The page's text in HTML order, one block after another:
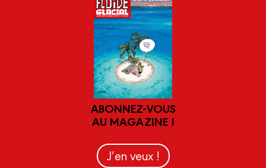
ABONNEZ-VOUS
AU MAGAZINE !
J’en veux !